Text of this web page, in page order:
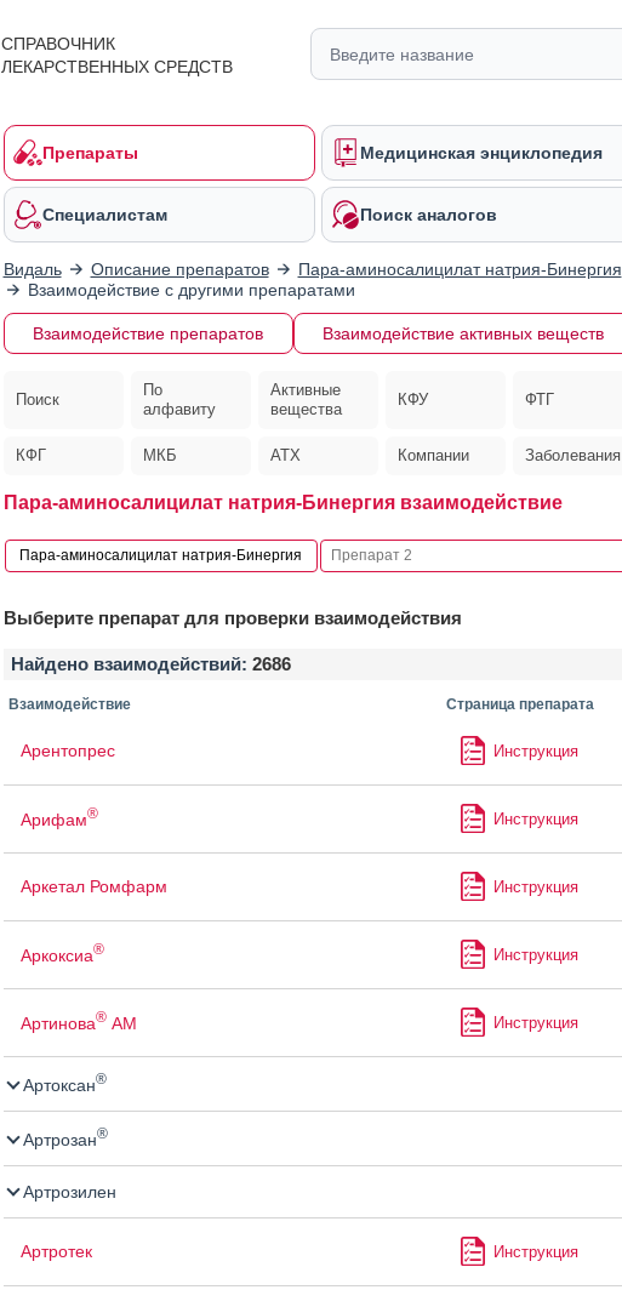
СПРАВОЧНИК
ЛЕКАРСТВЕННЫХ СРЕДСТВ
Препараты Медицинская энциклопедия
Специалистам Поиск аналогов
Видаль Описание препаратов
Пара-аминосалицилат натрия-Бинергия
Взаимодействие с другими препаратами
Взаимодействие препаратов Взаимодействие активных веществ
Поиск
По
алфавиту
Активные
вещества
КФУ ФТГ
КФГ МКБ АТХ Компании Заболевания
Пара-аминосалицилат натрия-Бинергия взаимодействие
Выберите препарат для проверки взаимодействия
Найдено взаимодействий: 2686
Взаимодействие Страница препарата
Арентопрес Инструкция
Арифам® Инструкция
Аркетал Ромфарм Инструкция
Аркоксиа® Инструкция
Артинова®АМ Инструкция
Артоксан®
Артрозан®
Артрозилен
Артротек Инструкция